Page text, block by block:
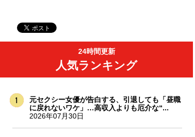
24時間更新
人気ランキング
元セクシー女優が告白する、引退しても「昼職
に戻れないワケ」…高収入よりも厄介な“...
2026年07月30日